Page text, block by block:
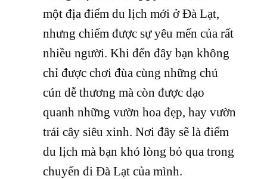
một địa điểm du lịch mới ở Đà Lạt,
nhưng chiếm được sự yêu mến của rất
nhiều người. Khi đến đây bạn không
chỉ được chơi đùa cùng những chú
cún dễ thương mà còn được dạo
quanh những vườn hoa đẹp, hay vườn
trái cây siêu xinh. Nơi đây sẽ là điểm
du lịch mà bạn khó lòng bỏ qua trong
chuyến đi Đà Lạt của mình.